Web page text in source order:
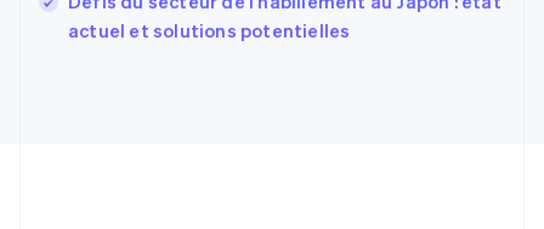
actuel et solutions potentielles
Hongrie